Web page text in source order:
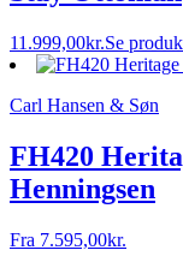
11.999,00kr.Se
Carl Hansen & Søn
FH420
Henningsen
Fra 7.595,00kr.